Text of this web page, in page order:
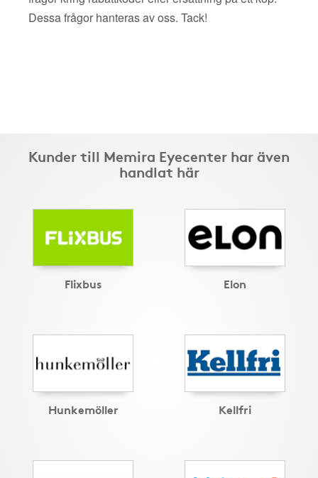
Dessa frågor hanteras av oss. Tack!
Kunder till Memira Eyecenter har även
handlat här
Flixbus Elon
Hunkemöller Kellfri